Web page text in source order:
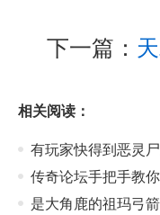
下一篇：
相关阅读：
有玩家快得到恶灵
传奇论坛手把手教
是大角鹿的祖玛弓